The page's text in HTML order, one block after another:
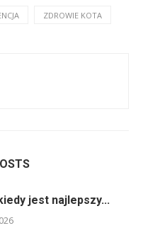
ZDROWIE KOTA
jest najlepszy...